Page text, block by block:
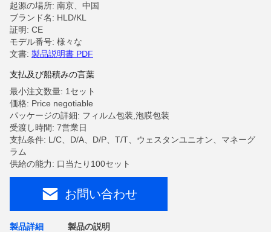
起源の場所: 南京、中国
ブランド名: HLD/KL
証明: CE
モデル番号: 様々な
文書: 製品説明書 PDF
支払及び船積みの言葉
最小注文数量: 1セット
価格: Price negotiable
パッケージの詳細: フィルム包装,泡膜包装
受渡し時間: 7営業日
支払条件: L/C、D/A、D/P、T/T、ウェスタンユニオン、マネーグ
ラム
供給の能力: 口当たり100セット
お問い合わせ
製品詳細 製品の説明